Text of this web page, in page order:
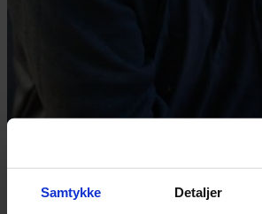
Samtykke Detaljer